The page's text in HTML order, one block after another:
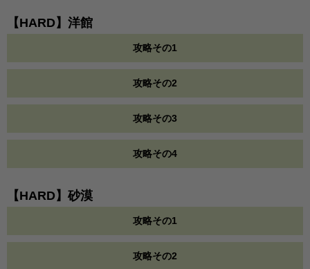
【HARD】洋館
攻略その1
攻略その2
攻略その3
攻略その4
【HARD】砂漠
攻略その1
攻略その2